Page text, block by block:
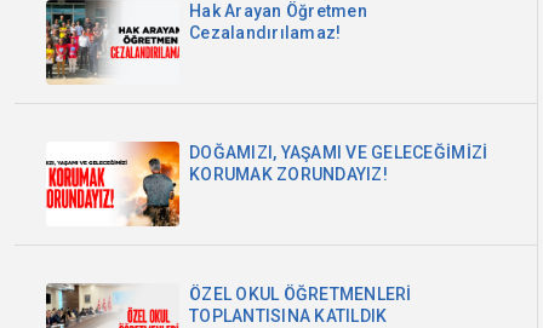
Hak Arayan Öğretmen
Cezalandırılamaz!
DOĞAMIZI, YAŞAMI VE GELECEĞİMİZİ
KORUMAK ZORUNDAYIZ!
ÖZEL OKUL ÖĞRETMENLERİ
TOPLANTISINA KATILDIK